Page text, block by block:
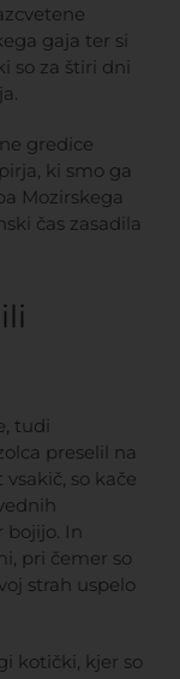
gaja ter si
so za štiri dni
gredice
ki smo ga
Mozirskega
čas zasadila
tudi
preselil na
so kače
bojijo. In
pri čemer so
strah uspelo
kotički, kjer so